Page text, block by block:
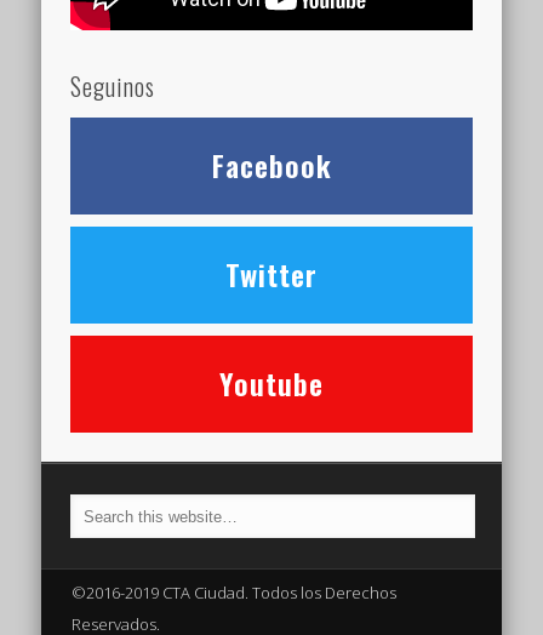
Seguinos
Facebook
Twitter
Youtube
©2016-2019 CTA Ciudad. Todos los Derechos
Reservados.